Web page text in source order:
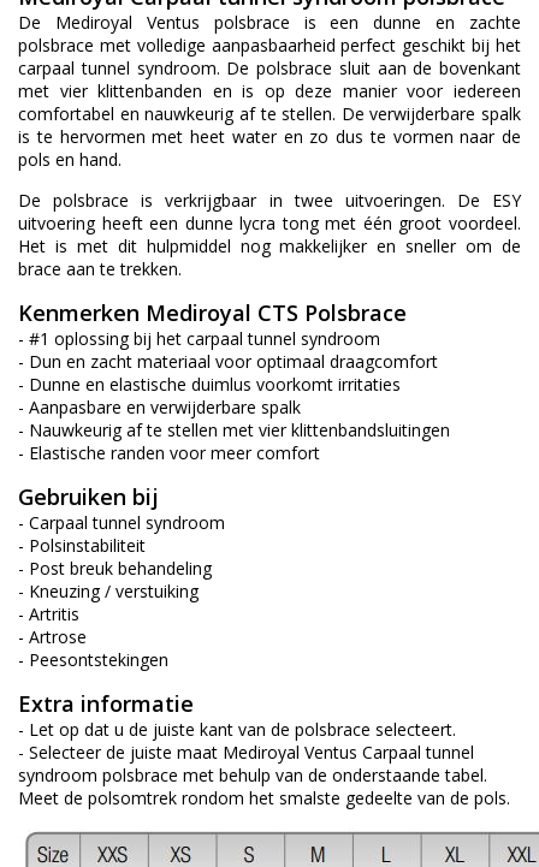
De Mediroyal Ventus polsbrace is een dunne en zachte
polsbrace met volledige aanpasbaarheid perfect geschikt bij het
carpaal tunnel syndroom. De polsbrace sluit aan de bovenkant
met vier klittenbanden en is op deze manier voor iedereen
comfortabel en nauwkeurig af te stellen. De verwijderbare spalk
is te hervormen met heet water en zo dus te vormen naar de
pols en hand.
De polsbrace is verkrijgbaar in twee uitvoeringen. De ESY
uitvoering heeft een dunne lycra tong met één groot voordeel.
Het is met dit hulpmiddel nog makkelijker en sneller om de
brace aan te trekken.
Kenmerken Mediroyal CTS Polsbrace
- #1 oplossing bij het carpaal tunnel syndroom
- Dun en zacht materiaal voor optimaal draagcomfort
- Dunne en elastische duimlus voorkomt irritaties
- Aanpasbare en verwijderbare spalk
- Nauwkeurig af te stellen met vier klittenbandsluitingen
- Elastische randen voor meer comfort
Gebruiken bij
- Carpaal tunnel syndroom
- Polsinstabiliteit
- Post breuk behandeling
- Kneuzing / verstuiking
- Artritis
- Artrose
- Peesontstekingen
Extra informatie
- Let op dat u de juiste kant van de polsbrace selecteert.
- Selecteer de juiste maat Mediroyal Ventus Carpaal tunnel
syndroom polsbrace met behulp van de onderstaande tabel.
Meet de polsomtrek rondom het smalste gedeelte van de pols.